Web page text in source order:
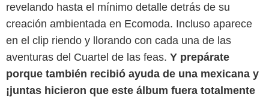
revelando hasta el mínimo detalle detrás de su
creación ambientada en Ecomoda. Incluso aparece
en el clip riendo y llorando con cada una de las
aventuras del Cuartel de las feas. Y prepárate
porque también recibió ayuda de una mexicana y
¡juntas hicieron que este álbum fuera totalmente